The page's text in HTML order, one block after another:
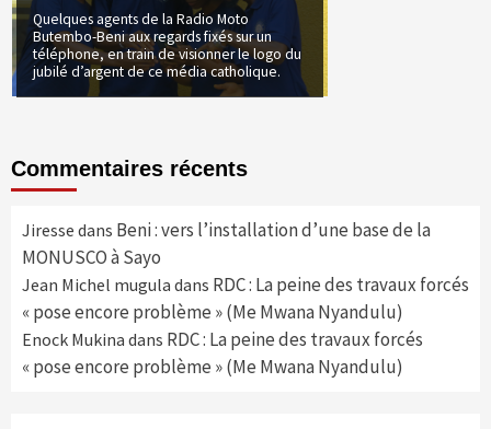
Quelques agents de la Radio Moto
Butembo-Beni aux regards fixés sur un
téléphone, en train de visionner le logo du
jubilé d’argent de ce média catholique.
Commentaires récents
Jiresse dans Beni : vers l’installation d’une base de la
MONUSCO à Sayo
Jean Michel mugula dans RDC : La peine des travaux forcés
« pose encore problème » (Me Mwana Nyandulu)
Enock Mukina dans RDC : La peine des travaux forcés
« pose encore problème » (Me Mwana Nyandulu)